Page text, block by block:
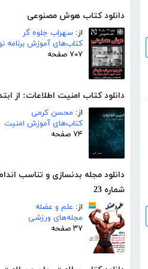
دانلود کتاب هوش مصنوعی
از: سهراب جلوه گر
کتاب‌های آموزش برنامه
۷۰۷ صفحه
دانلود کتاب امنیت اطلاعات: از
از: محسن کرمی
کتاب‌های آموزش امنیت
۷۴ صفحه
دانلود مجله بدنسازی و تناسب
شماره 23
از: علم و عضله
مجله‌های ورزشی
۳۷ صفحه